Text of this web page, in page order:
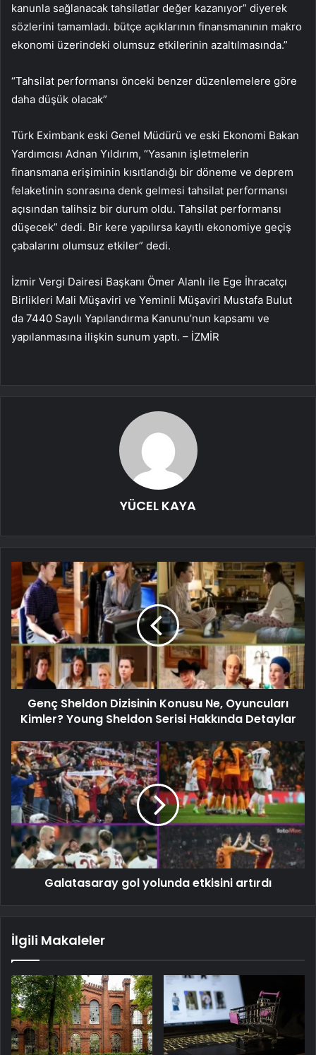
kanunla sağlanacak tahsilatlar değer kazanıyor” diyerek
sözlerini tamamladı. bütçe açıklarının finansmanının makro
ekonomi üzerindeki olumsuz etkilerinin azaltılmasında.”
“Tahsilat performansı önceki benzer düzenlemelere göre
daha düşük olacak”
Türk Eximbank eski Genel Müdürü ve eski Ekonomi Bakan
Yardımcısı Adnan Yıldırım, “Yasanın işletmelerin
finansmana erişiminin kısıtlandığı bir döneme ve deprem
felaketinin sonrasına denk gelmesi tahsilat performansı
açısından talihsiz bir durum oldu. Tahsilat performansı
düşecek” dedi. Bir kere yapılırsa kayıtlı ekonomiye geçiş
çabalarını olumsuz etkiler” dedi.
İzmir Vergi Dairesi Başkanı Ömer Alanlı ile Ege İhracatçı
Birlikleri Mali Müşaviri ve Yeminli Müşaviri Mustafa Bulut
da 7440 Sayılı Yapılandırma Kanunu’nun kapsamı ve
yapılanmasına ilişkin sunum yaptı. – İZMİR
YÜCEL KAYA
Genç Sheldon Dizisinin Konusu Ne, Oyuncuları
Kimler? Young Sheldon Serisi Hakkında Detaylar
Galatasaray gol yolunda etkisini artırdı
İlgili Makaleler